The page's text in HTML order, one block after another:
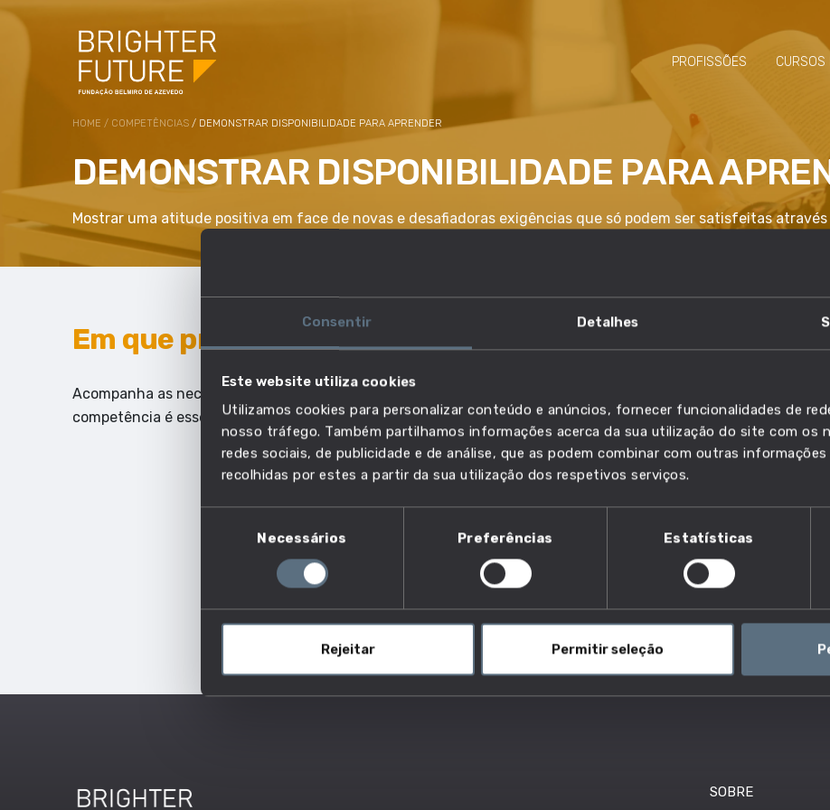
Consentir Detalhes
Este website utiliza cookies
Utilizamos cookies para personalizar conteúdo e anúncios, fornecer funcionalidades de
nosso tráfego. Também partilhamos informações acerca da sua utilização do site com os
redes sociais, de publicidade e de análise, que as podem combinar com outras
recolhidas por estes a partir da sua utilização dos respetivos serviços.
consentimento
Necessários Preferências Estatísticas
Rejeitar Permitir seleção
PROFISSÕES CURSOS
HOME / COMPETÊNCIAS / DEMONSTRAR DISPONIBILIDADE PARA APRENDER
DEMONSTRAR DISPONIBILIDADE PARA
Mostrar uma atitude positiva em face de novas e desafiadoras exigências que só podem ser satisfeitas
Em que profissões esta competência é essencial?
Acompanha as necessidades do mercado de trabalho e descobre quais as profissões em que esta
competência é essencial.
SOBRE